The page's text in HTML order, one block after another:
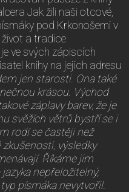
Jak žili naši otcové,
pod Krkonošemi v
život a tradice
ve svých zápiscích
knihy na jejich adresu
jen starosti. Ona také
krásou. Východ
záplavy barev, že je
svěžích větrů bystří se i
rodí se častěji než
výsledky
Říkáme jim
nepřeložitelný,
písmáka nevytvořil.